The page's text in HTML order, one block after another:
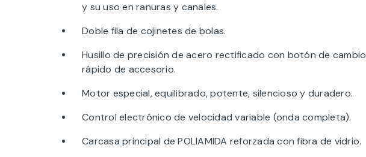
y su uso en ranuras y canales.
Doble fila de cojinetes de bolas.
Husillo de precisión de acero rectificado con botón de cambio
rápido de accesorio.
Motor especial, equilibrado, potente, silencioso y duradero.
Control electrónico de velocidad variable (onda completa).
Carcasa principal de POLIAMIDA reforzada con fibra de vidrio.